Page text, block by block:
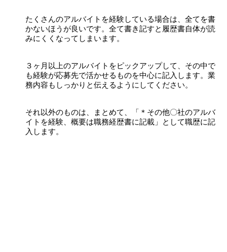
たくさんのアルバイトを経験している場合は、全てを書
かないほうが良いです。全て書き記すと履歴書自体が読
みにくくなってしまいます。
３ヶ月以上のアルバイトをピックアップして、その中で
も経験が応募先で活かせるものを中心に記入します。業
務内容もしっかりと伝えるようにしてください。
それ以外のものは、まとめて、「＊その他〇社のアルバ
イトを経験、概要は職務経歴書に記載」として職歴に記
入します。